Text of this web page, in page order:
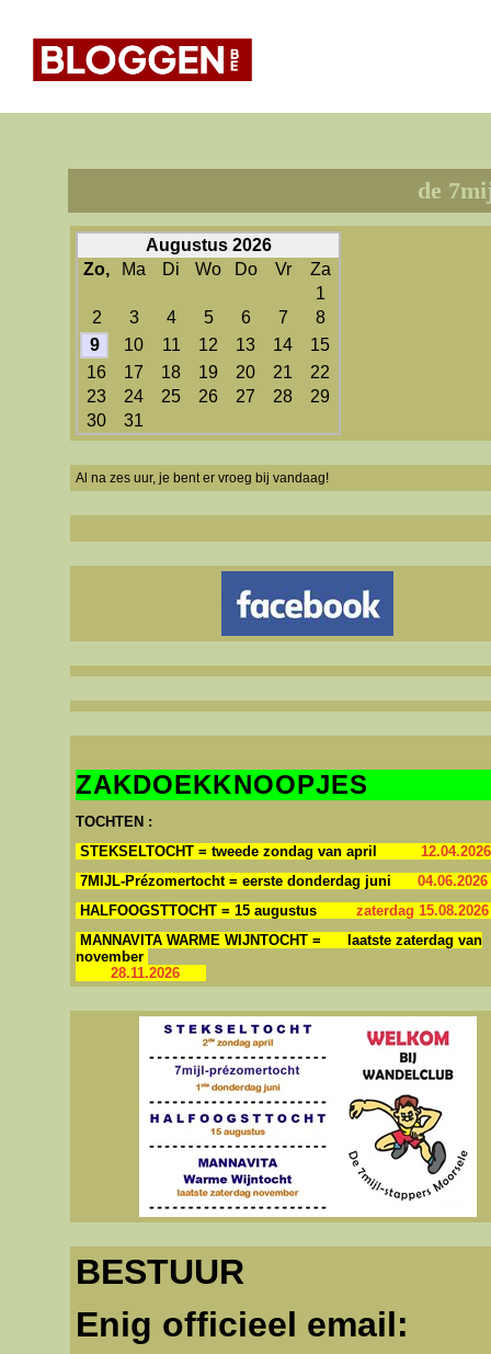
de
Augustus 2026
Zo,
Ma Di Wo Do Vr
Za
1
2
3 4 5 6 7
8
9
10 11 12 13 14
15
16
17 18 19 20 21
22
23
24 25 26 27 28
29
30
31
Al na zes uur, je bent er vroeg bij vandaag!
ZAKDOEKKNOOPJES
TOCHTEN :
STEKSELTOCHT = tweede zondag van april
7MIJL-Prézomertocht = eerste donderdag juni 04.06.2026
HALFOOGSTTOCHT = 15 augustus zaterdag
MANNAVITA WARME WIJNTOCHT = laatste zaterdag van
november
28.11.2026
BESTUUR
Enig officieel email:
Niet de